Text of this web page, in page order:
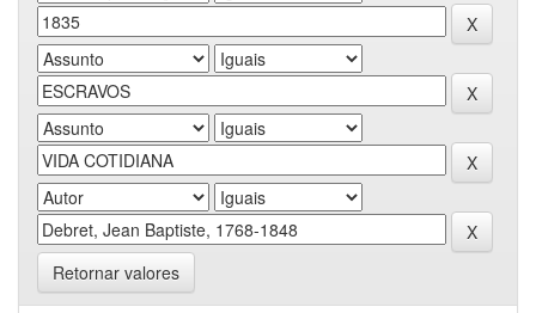
Retornar valores